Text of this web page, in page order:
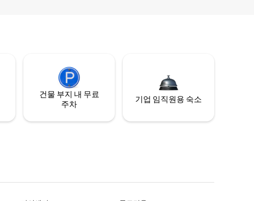
건물 부지 내 무료
주차
기업 임직원용 숙소